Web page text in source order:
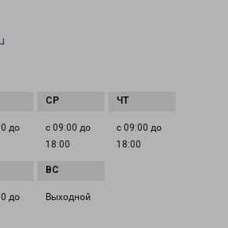
до
с 09:00 до
18:00
с 09:00 до
18:00
до
Выходной